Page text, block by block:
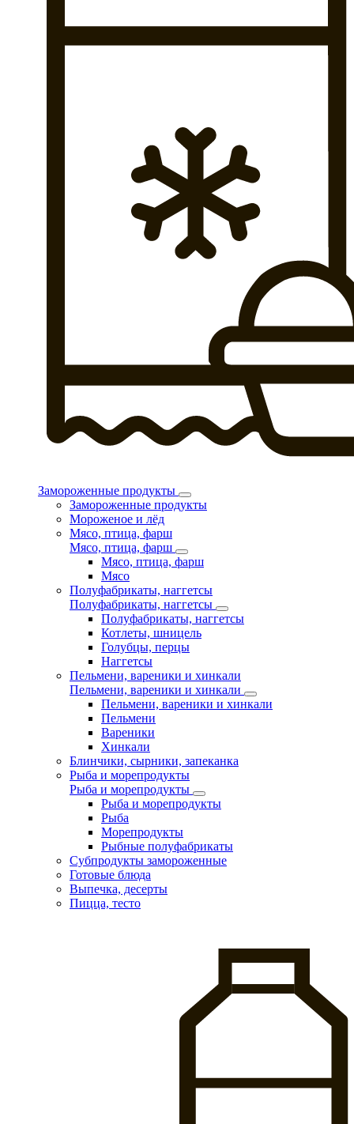
Замороженные продукты
Замороженные продукты
Мороженое и лёд
Мясо, птица, фарш
Мясо, птица, фарш
Мясо, птица, фарш
Мясо
Полуфабрикаты, наггетсы
Полуфабрикаты, наггетсы
Полуфабрикаты, наггетсы
Котлеты, шницель
Голубцы, перцы
Наггетсы
Пельмени, вареники и хинкали
Пельмени, вареники и хинкали
Пельмени, вареники и хинкали
Пельмени
Вареники
Хинкали
Блинчики, сырники, запеканка
Рыба и морепродукты
Рыба и морепродукты
Рыба и морепродукты
Рыба
Морепродукты
Рыбные полуфабрикаты
Субпродукты замороженные
Готовые блюда
Выпечка, десерты
Пицца, тесто